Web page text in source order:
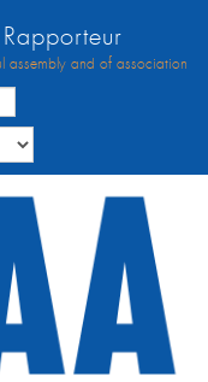
assembly and of association